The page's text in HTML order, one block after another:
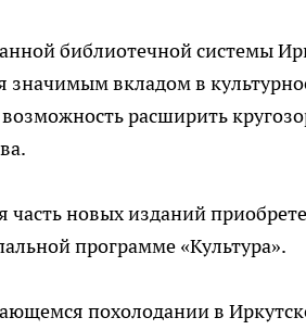
библиотечной системы
вкладом в
расширить
часть новых изданий
программе «Культура».
похолодании в